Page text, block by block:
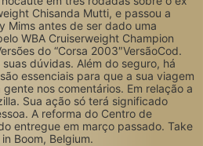
Chisanda Mutti, e passou a
Mims antes de ser dado uma
WBA Cruiserweight Champion
do “Corsa 2003″VersãoCod.
dúvidas. Além do seguro, há
essenciais para que a sua viagem
nos comentários. Em relação a
Sua ação só terá significado
A reforma do Centro de
entregue em março passado. Take
Boom, Belgium.